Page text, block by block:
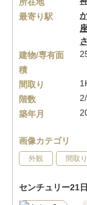
最寄り駅
建物/専有面
積
間取り
階数
築年月
画像カテゴリ
外観 間取り
センチュリー21